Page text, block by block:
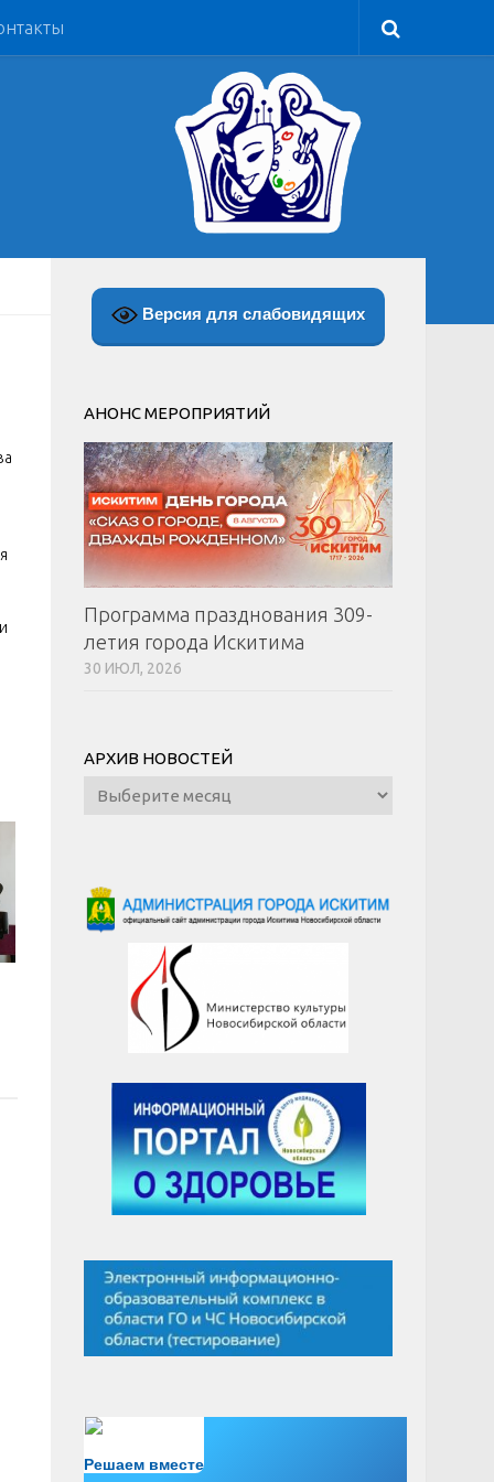
Версия для слабовидящих
АНОНС МЕРОПРИЯТИЙ
Программа празднования 309-
летия города Искитима
30 ИЮЛ, 2026
АРХИВ НОВОСТЕЙ
Архив
новостей
Решаем вместе